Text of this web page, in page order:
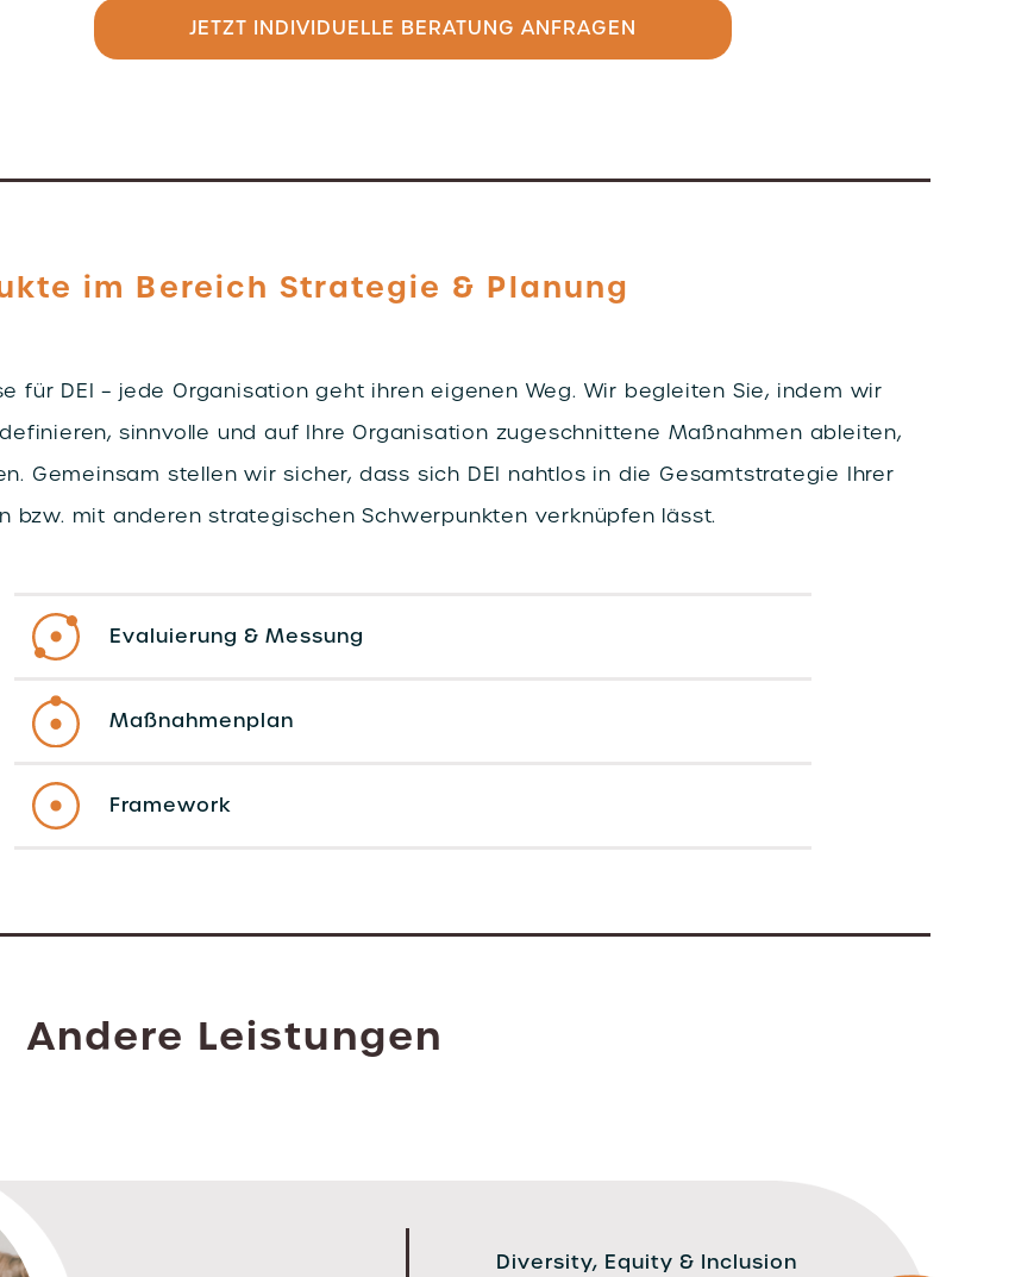
JETZT INDIVIDUELLE BERATUNG ANFRAGEN
im Bereich Strategie & Planung
für DEI – jede Organisation geht ihren eigenen Weg. Wir begleiten Sie, indem wir
sinnvolle und auf Ihre Organisation zugeschnittene Maßnahmen ableiten,
Gemeinsam stellen wir sicher, dass sich DEI nahtlos in die Gesamtstrategie Ihrer
bzw. mit anderen strategischen Schwerpunkten verknüpfen lässt.
Evaluierung & Messung
Maßnahmenplan
Framework
Andere Leistungen
Diversity, Equity & Inclusion